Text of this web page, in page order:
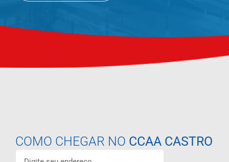
COMO CHEGAR NO CCAA CASTRO